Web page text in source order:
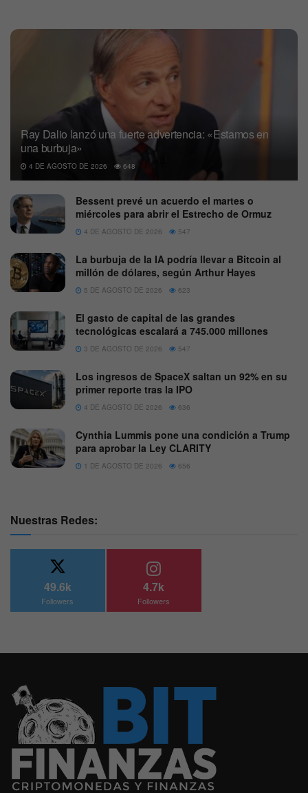
Ray Dalio lanzó una fuerte advertencia: «Estamos en
una burbuja»
4 DE AGOSTO DE 2026 648
Bessent prevé un acuerdo el martes o
miércoles para abrir el Estrecho de Ormuz
4 DE AGOSTO DE 2026 547
La burbuja de la IA podría llevar a Bitcoin al
millón de dólares, según Arthur Hayes
5 DE AGOSTO DE 2026 623
El gasto de capital de las grandes
tecnológicas escalará a 745.000 millones
3 DE AGOSTO DE 2026 547
Los ingresos de SpaceX saltan un 92% en su
primer reporte tras la IPO
4 DE AGOSTO DE 2026 636
Cynthia Lummis pone una condición a Trump
para aprobar la Ley CLARITY
1 DE AGOSTO DE 2026 656
Nuestras Redes:
49.6k
Followers
4.7k
Followers